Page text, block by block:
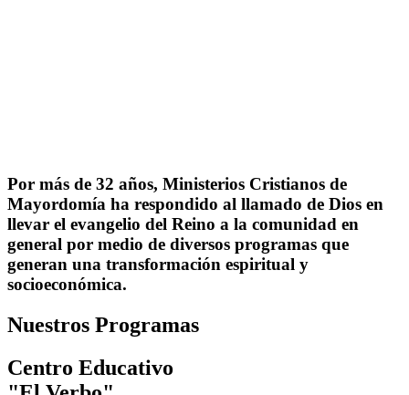
Por más de 32 años, Ministerios Cristianos de
Mayordomía ha respondido al llamado de Dios en
llevar el evangelio del Reino a la comunidad en
general por medio de diversos programas que
generan una transformación espiritual y
socioeconómica.
Nuestros Programas
Centro Educativo